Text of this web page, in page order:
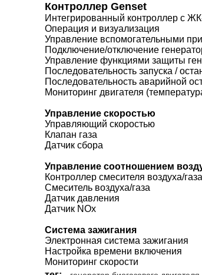
Контроллер Genset
Интегрированный контроллер с
Операция и визуализация
Управление вспомогательными
Подключение/отключение
Управление функциями защиты
Последовательность запуска /
Последовательность аварийной
Мониторинг двигателя
Управление скоростью
Управляющий скоростью
Клапан газа
Датчик сбора
Управление соотношением
Контроллер смесителя воздуха/газа
Смеситель воздуха/газа
Датчик давления
Датчик NOx
Система зажигания
Электронная система зажигания
Настройка времени включения
Мониторинг скорости